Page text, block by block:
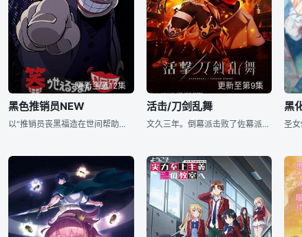
更新至第12集
黑色推销员NEW
以“推销员丧黑福造在世间帮助现代人们实现各种各样的小小的愿望，但如果他们违约或者不听劝告，则要接受相应的惩罚”为单元剧题材展开的作品。本质不是单纯的黑色笑话，而是兼备寓言性质的小故事。此外，作品中
更新至第9集
活击/刀剑乱舞
文久三年。倒幕派击败了佐幕派，刀剑的时代宣告结束―――幕末时代。 作为刀剑男士的堀川国广和曾经一同被主人用作战斗武器的和泉守兼定，奔跑在雨中的山路。 刀剑男士在审神者的激励下，开启了付丧神的道
黑